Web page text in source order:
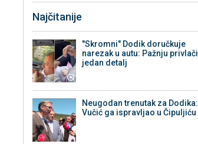
Najčitanije
"Skromni" Dodik doručkuje
narezak u autu: Pažnju privlači
jedan detalj
Neugodan trenutak za Dodika:
Vučić ga ispravljao u Čipuljiću